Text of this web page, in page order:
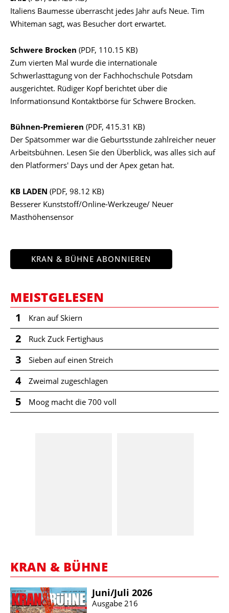
Italiens Baumesse überrascht jedes Jahr aufs Neue. Tim
Whiteman sagt, was Besucher dort erwartet.
Schwere Brocken (PDF, 110.15 KB)
Zum vierten Mal wurde die internationale
Schwerlasttagung von der Fachhochschule Potsdam
ausgerichtet. Rüdiger Kopf berichtet über die
Informationsund Kontaktbörse für Schwere Brocken.
Bühnen-Premieren (PDF, 415.31 KB)
Der Spätsommer war die Geburtsstunde zahlreicher neuer
Arbeitsbühnen. Lesen Sie den Überblick, was alles sich auf
den Platformers' Days und der Apex getan hat.
KB LADEN (PDF, 98.12 KB)
Besserer Kunststoff/Online-Werkzeuge/ Neuer
Masthöhensensor
KRAN & BÜHNE ABONNIEREN
MEISTGELESEN
1 Kran auf Skiern
2 Ruck Zuck Fertighaus
3 Sieben auf einen Streich
4 Zweimal zugeschlagen
5 Moog macht die 700 voll
KRAN & BÜHNE
Juni/​Juli 2026
Ausgabe 216